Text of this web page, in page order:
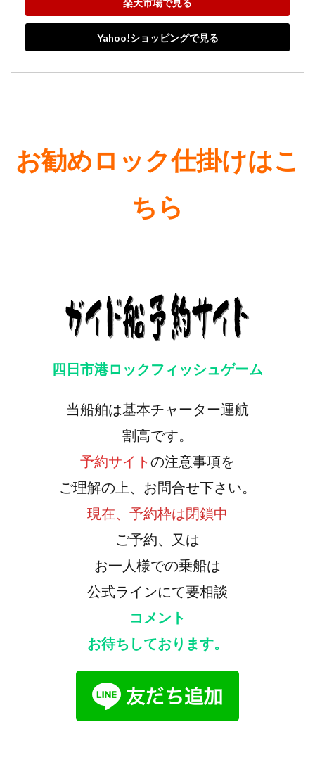
楽天市場で見る
Yahoo!ショッピングで見る
お勧めロック仕掛けはこ
ちら
四日市港ロックフィッシュゲーム
当船舶は基本チャーター運航
割高です。
予約サイト の注意事項を
ご理解の上、お問合せ下さい。
現在、予約枠は閉鎖中
ご予約、又は
お一人様での乗船は
公式ラインにて要相談
コメント
お待ちしております。